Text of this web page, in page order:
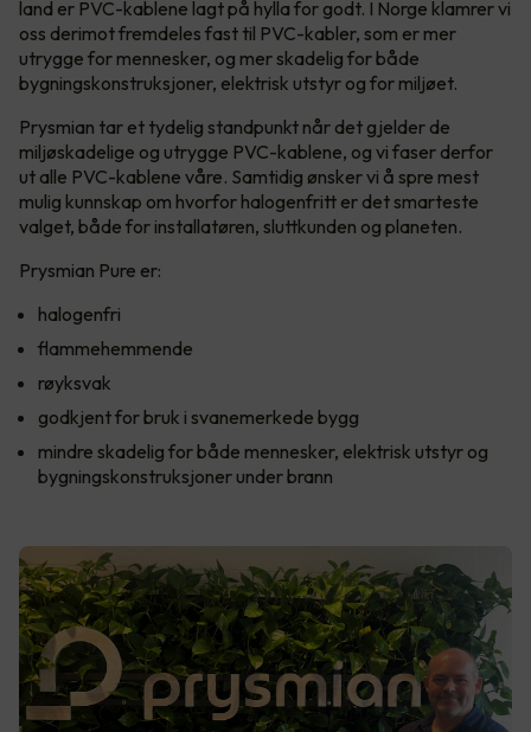
land er PVC-kablene lagt på hylla for godt. I Norge klamrer vi
oss derimot fremdeles fast til PVC-kabler, som er mer
utrygge for mennesker, og mer skadelig for både
bygningskonstruksjoner, elektrisk utstyr og for miljøet.
Prysmian tar et tydelig standpunkt når det gjelder de
miljøskadelige og utrygge PVC-kablene, og vi faser derfor
ut alle PVC-kablene våre. Samtidig ønsker vi å spre mest
mulig kunnskap om hvorfor halogenfritt er det smarteste
valget, både for installatøren, sluttkunden og planeten.
Prysmian Pure er:
halogenfri
flammehemmende
røyksvak
godkjent for bruk i svanemerkede bygg
mindre skadelig for både mennesker, elektrisk utstyr og
bygningskonstruksjoner under brann